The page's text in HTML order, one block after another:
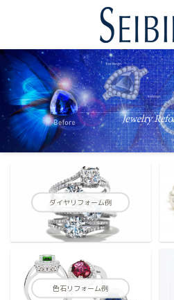
ダイヤリフォーム例
色石リフォーム例